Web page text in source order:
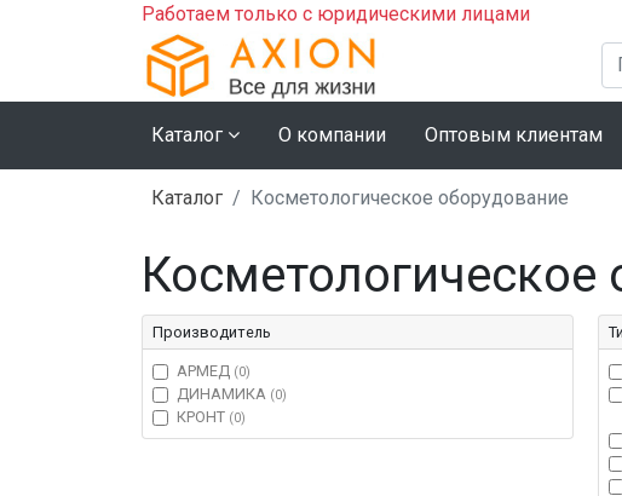
Работаем только с юридическими лицами
Каталог О компании Оптовым клиентам
Каталог Косметологическое оборудование
Косметологическое
Производитель
АРМЕД (0)
ДИНАМИКА (0)
КРОНТ (0)